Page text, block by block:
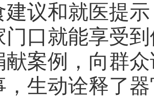
建议和就医提
门口就能享受
献案例，向群
，生动诠释了